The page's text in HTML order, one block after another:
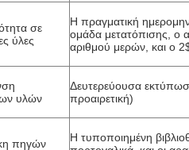
σε
ύλες
Η πραγματική
ομάδα μετατόπισης, ο
αριθμού μερών, και ο
υλών
Δευτερεύουσα
προαιρετική)
πηγών
Η τυποποιημένη